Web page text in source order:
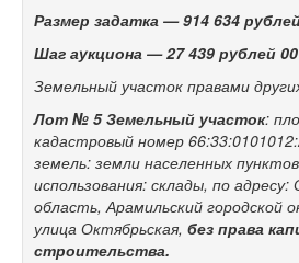
Размер задатка —914 634
Шаг аукциона —27 439 рублей
Земельный участок правами
Лот № 5 Земельный участок:
кадастровый номер
земель: земли населенных
использования: склады, по адресу:
область, Арамильский городской
улица Октябрьская, без права
строительства.